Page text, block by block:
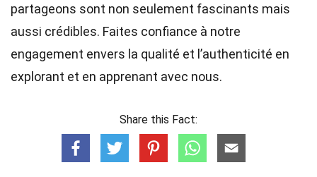
partageons sont non seulement fascinants mais
aussi crédibles. Faites confiance à notre
engagement envers la qualité et l’authenticité en
explorant et en apprenant avec nous.
Share this Fact: